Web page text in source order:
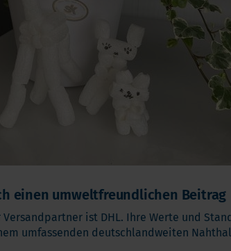
einen umweltfreundlichen Beitrag
Versandpartner ist DHL. Ihre Werte und
umfassenden deutschlandweiten